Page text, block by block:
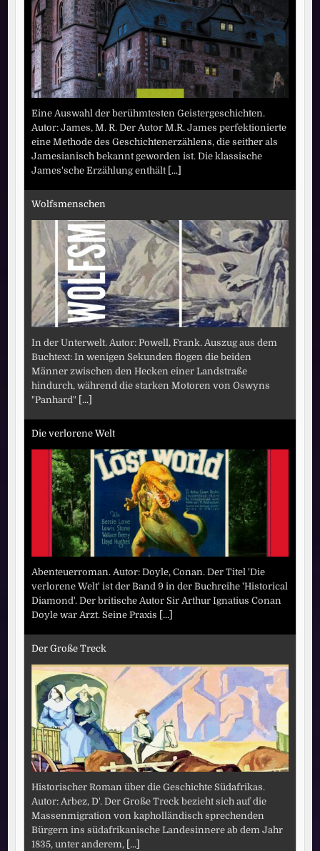
Eine Auswahl der berühmtesten Geistergeschichten.
Autor: James, M. R. Der Autor M.R. James perfektionierte
eine Methode des Geschichtenerzählens, die seither als
Jamesianisch bekannt geworden ist. Die klassische
James'sche Erzählung enthält [...]
Wolfsmenschen
In der Unterwelt. Autor: Powell, Frank. Auszug aus dem
Buchtext: In wenigen Sekunden flogen die beiden
Männer zwischen den Hecken einer Landstraße
hindurch, während die starken Motoren von Oswyns
"Panhard" [...]
Die verlorene Welt
Abenteuerroman. Autor: Doyle, Conan. Der Titel 'Die
verlorene Welt' ist der Band 9 in der Buchreihe 'Historical
Diamond'. Der britische Autor Sir Arthur Ignatius Conan
Doyle war Arzt. Seine Praxis [...]
Der Große Treck
Historischer Roman über die Geschichte Südafrikas.
Autor: Arbez, D'. Der Große Treck bezieht sich auf die
Massenmigration von kapholländisch sprechenden
Bürgern ins südafrikanische Landesinnere ab dem Jahr
1835, unter anderem, [...]